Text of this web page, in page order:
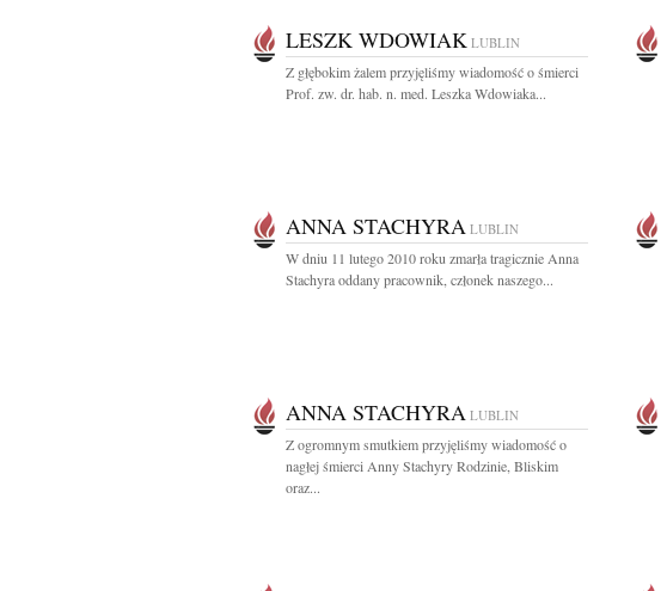
LESZK WDOWIAK LUBLIN
Z głębokim żalem przyjęliśmy wiadomość o śmierci
Prof. zw. dr. hab. n. med. Leszka Wdowiaka...
ANNA STACHYRA LUBLIN
W dniu 11 lutego 2010 roku zmarła tragicznie Anna
Stachyra oddany pracownik, członek naszego...
ANNA STACHYRA LUBLIN
Z ogromnym smutkiem przyjęliśmy wiadomość o
nagłej śmierci Anny Stachyry Rodzinie, Bliskim
oraz...